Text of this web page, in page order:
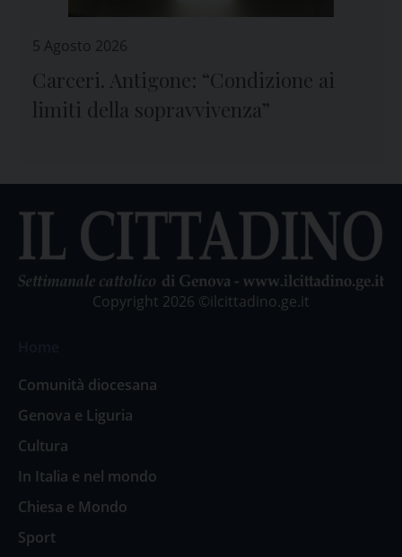
5 Agosto 2026
Carceri. Antigone: “Condizione ai
limiti della sopravvivenza”
Copyright 2026 ©ilcittadino.ge.it
Comunità diocesana
Genova e Liguria
Cultura
In Italia e nel mondo
Chiesa e Mondo
Sport